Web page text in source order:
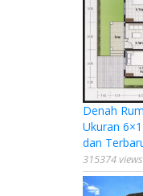
Denah
Ukuran
dan
315374 views